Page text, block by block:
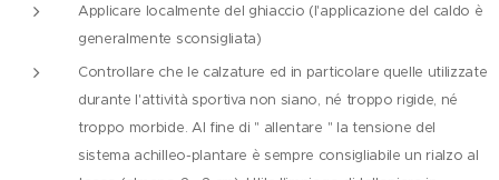
Applicare localmente del ghiaccio (l'applicazione del caldo è
generalmente sconsigliata)
Controllare che le calzature ed in particolare quelle utilizzate
durante l'attività sportiva non siano, né troppo rigide, né
troppo morbide. Al fine di " allentare " la tensione del
sistema achilleo-plantare è sempre consigliabile un rialzo al